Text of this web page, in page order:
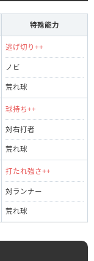
特殊能力
逃げ切り++
ノビ
荒れ球
球持ち++
対右打者
荒れ球
打たれ強さ++
対ランナー
荒れ球